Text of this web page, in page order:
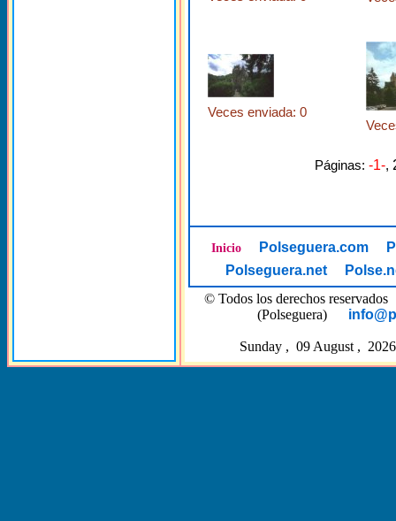
Veces enviada: 0
Páginas: -1-,
Inicio Polseguera.com
Polseguera.net
© Todos los derechos
(Polseguera)
Sunday , 09 August ,